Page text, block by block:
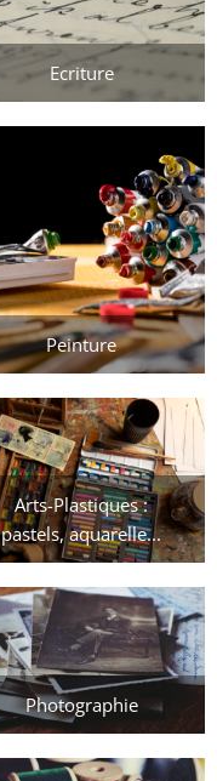
Ecriture
Peinture
Arts-Plastiques :
pastels, aquarelle...
Photographie